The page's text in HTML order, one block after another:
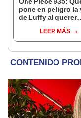
pone en peligro la
de Luffy al querer
LEER MÁS